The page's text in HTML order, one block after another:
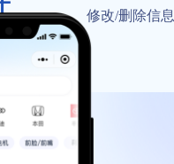
修改/删除信息